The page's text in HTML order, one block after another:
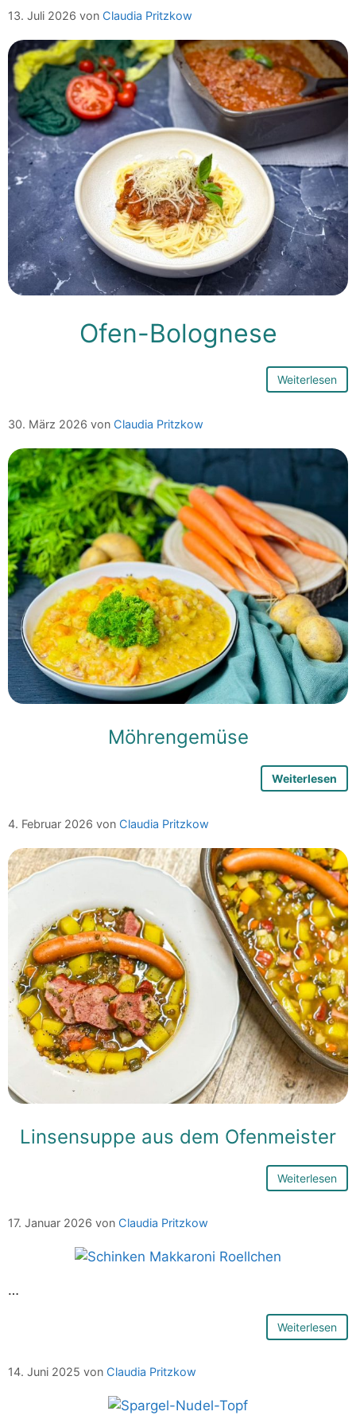
13. Juli 2026 von Claudia Pritzkow
Ofen-Bolognese
Weiterlesen
30. März 2026 von Claudia Pritzkow
Möhrengemüse
Weiterlesen
4. Februar 2026 von Claudia Pritzkow
Linsensuppe aus dem Ofenmeister
Weiterlesen
17. Januar 2026 von Claudia Pritzkow
…
Weiterlesen
14. Juni 2025 von Claudia Pritzkow